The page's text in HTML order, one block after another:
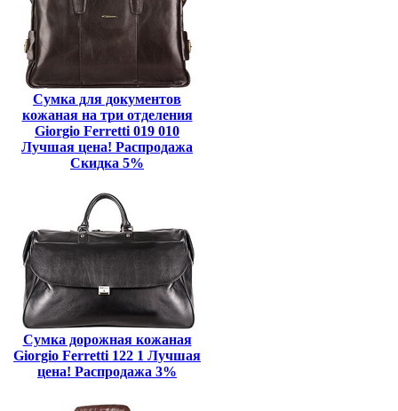
Сумка для документов
кожаная на три отделения
Giorgio Ferretti 019 010
Лучшая цена! Распродажа
Скидка 5%
Сумка дорожная кожаная
Giorgio Ferretti 122 1 Лучшая
цена! Распродажа 3%